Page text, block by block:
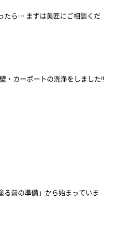
たら… まずは美匠にご相談くだ
・カーポートの洗浄をしました‼
る前の準備」から始まっていま